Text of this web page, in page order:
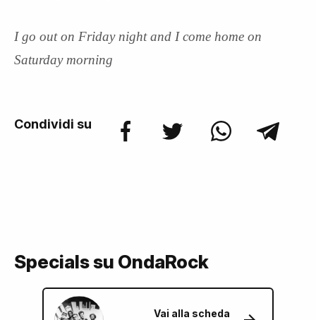
I go out on Friday night and I come home on
Saturday morning
Condividi su
Specials su OndaRock
Vai alla scheda